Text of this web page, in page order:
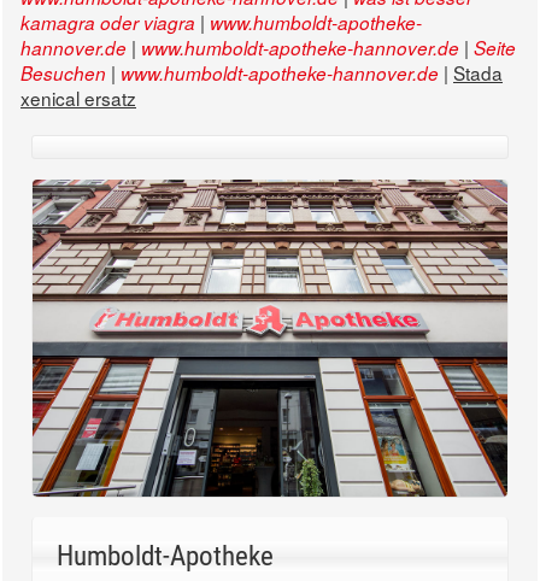
kamagra oder viagra | www.humboldt-apotheke-
hannover.de | www.humboldt-apotheke-hannover.de | Seite
Besuchen | www.humboldt-apotheke-hannover.de | Stada
xenical ersatz
Humboldt-Apotheke